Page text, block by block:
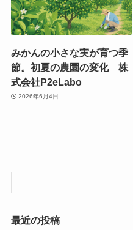
みかんの小さな実が育つ季
節。初夏の農園の変化 株
式会社P2eLabo
2026年6月4日
最近の投稿